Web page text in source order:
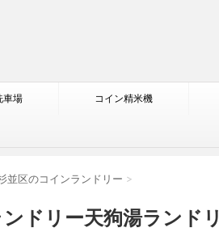
車場 コイン精米機
並区のコインランドリー >
ドリー天狗湯ランドリ